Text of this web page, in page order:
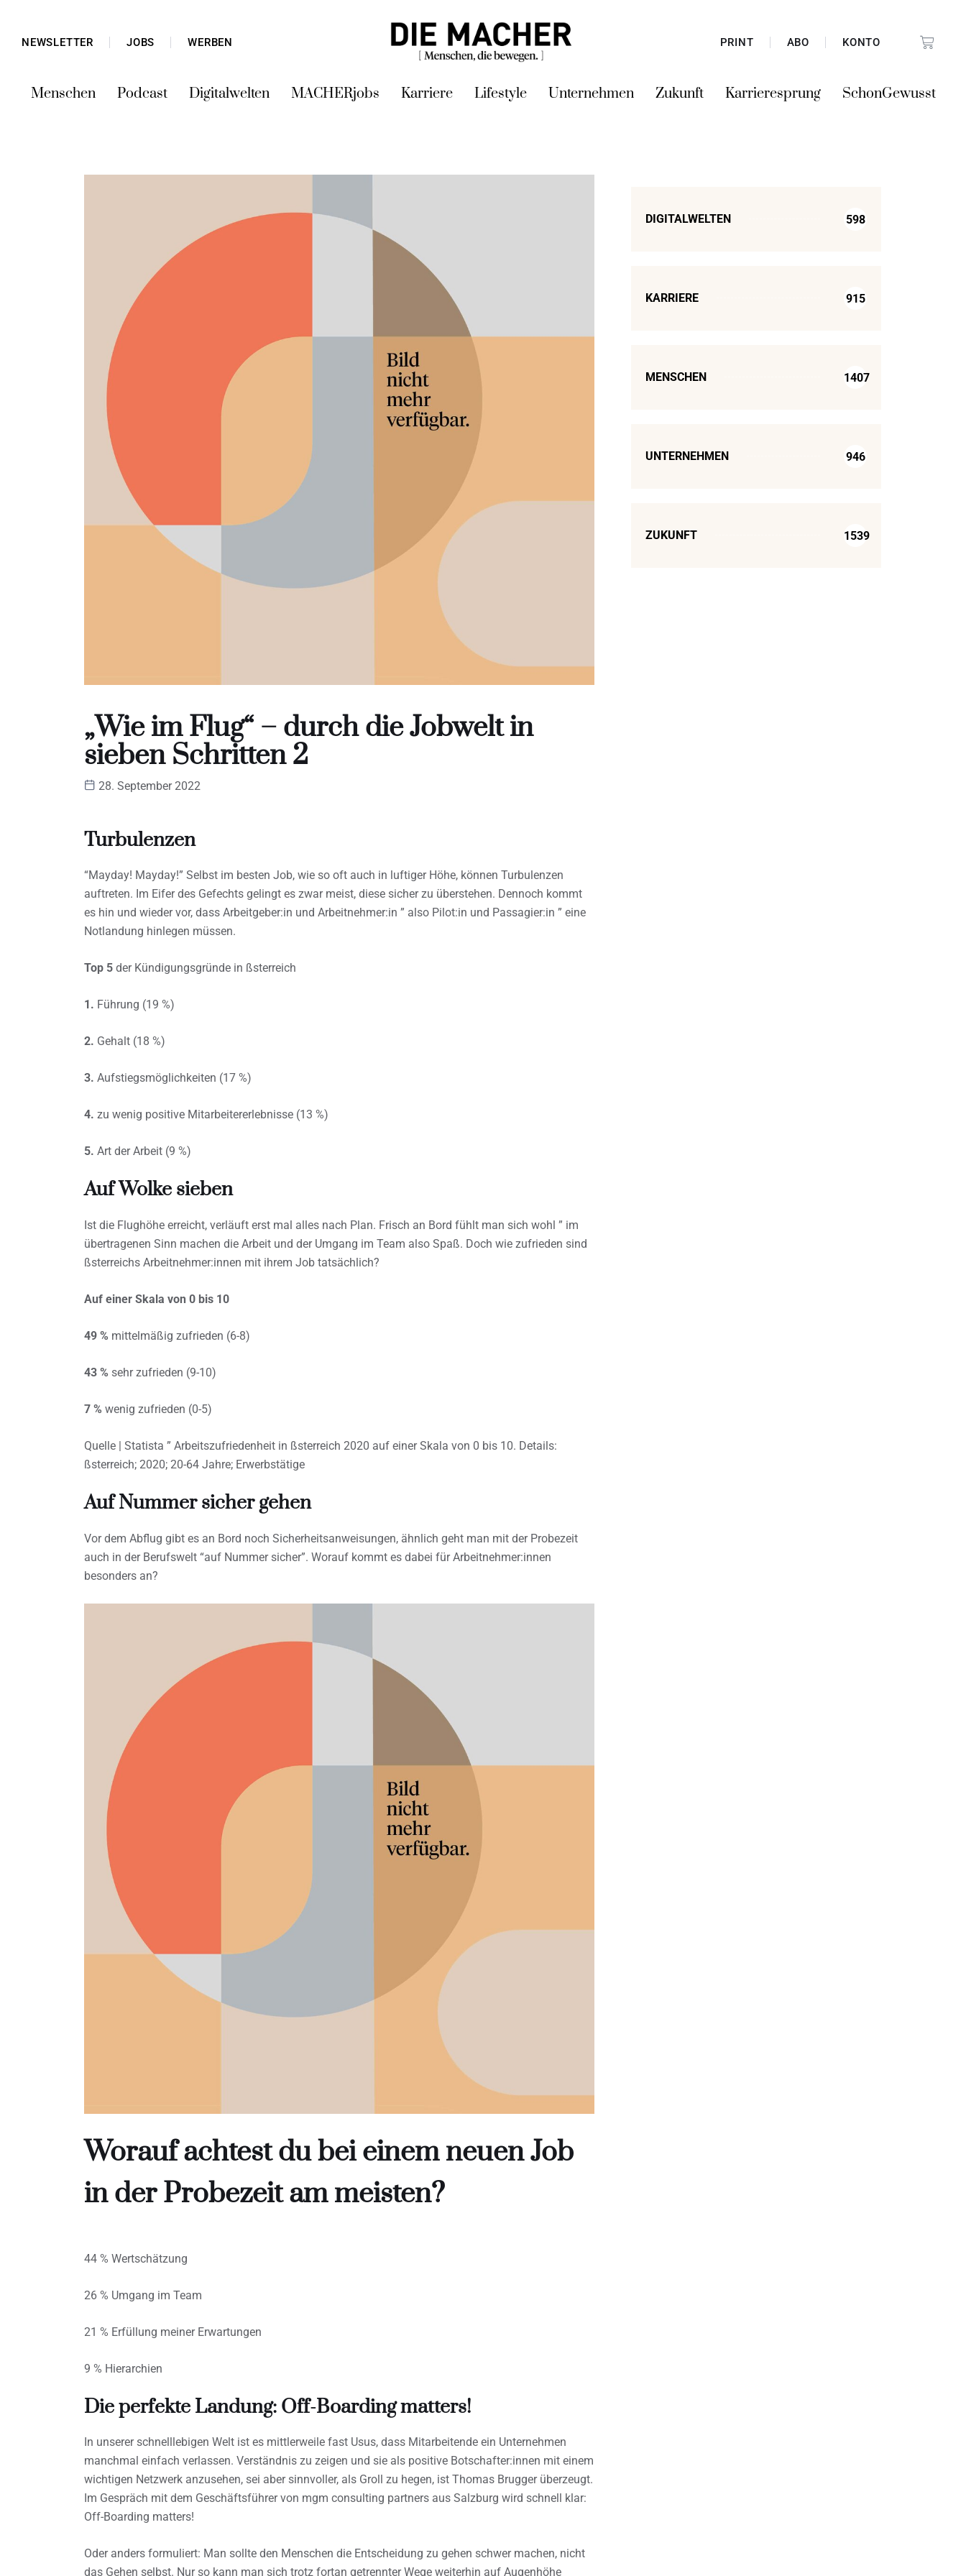
NEWSLETTER JOBS WERBEN PRINT ABO KONTO
Menschen Podcast Digitalwelten MACHERjobs Karriere Lifestyle Unternehmen Zukunft Karrieresprung SchonGewusst
„Wie im Flug“ – durch die Jobwelt in
sieben Schritten 2
28. September 2022
Turbulenzen
“Mayday! Mayday!” Selbst im besten Job, wie so oft auch in luftiger Höhe, können Turbulenzen
auftreten. Im Eifer des Gefechts gelingt es zwar meist, diese sicher zu überstehen. Dennoch kommt
es hin und wieder vor, dass Arbeitgeber:in und Arbeitnehmer:in ” also Pilot:in und Passagier:in ” eine
Notlandung hinlegen müssen.
Top 5 der Kündigungsgründe in ßsterreich
1. Führung (19 %)
2. Gehalt (18 %)
3. Aufstiegsmöglichkeiten (17 %)
4. zu wenig positive Mitarbeitererlebnisse (13 %)
5. Art der Arbeit (9 %)
Auf Wolke sieben
Ist die Flughöhe erreicht, verläuft erst mal alles nach Plan. Frisch an Bord fühlt man sich wohl ” im
übertragenen Sinn machen die Arbeit und der Umgang im Team also Spaß. Doch wie zufrieden sind
ßsterreichs Arbeitnehmer:innen mit ihrem Job tatsächlich?
Auf einer Skala von 0 bis 10
49 % mittelmäßig zufrieden (6-8)
43 % sehr zufrieden (9-10)
7 % wenig zufrieden (0-5)
Quelle | Statista ” Arbeitszufriedenheit in ßsterreich 2020 auf einer Skala von 0 bis 10. Details:
ßsterreich; 2020; 20-64 Jahre; Erwerbstätige
Auf Nummer sicher gehen
Vor dem Abflug gibt es an Bord noch Sicherheitsanweisungen, ähnlich geht man mit der Probezeit
auch in der Berufswelt “auf Nummer sicher”. Worauf kommt es dabei für Arbeitnehmer:innen
besonders an?
Worauf achtest du bei einem neuen Job
in der Probezeit am meisten?
44 % Wertschätzung
26 % Umgang im Team
21 % Erfüllung meiner Erwartungen
9 % Hierarchien
Die perfekte Landung: Off-Boarding matters!
In unserer schnelllebigen Welt ist es mittlerweile fast Usus, dass Mitarbeitende ein Unternehmen
manchmal einfach verlassen. Verständnis zu zeigen und sie als positive Botschafter:innen mit einem
wichtigen Netzwerk anzusehen, sei aber sinnvoller, als Groll zu hegen, ist Thomas Brugger überzeugt.
Im Gespräch mit dem Geschäftsführer von mgm consulting partners aus Salzburg wird schnell klar:
Off-Boarding matters!
Oder anders formuliert: Man sollte den Menschen die Entscheidung zu gehen schwer machen, nicht
das Gehen selbst. Nur so kann man sich trotz fortan getrennter Wege weiterhin auf Augenhöhe
DIGITALWELTEN 598
KARRIERE 915
MENSCHEN 1407
UNTERNEHMEN 946
ZUKUNFT 1539